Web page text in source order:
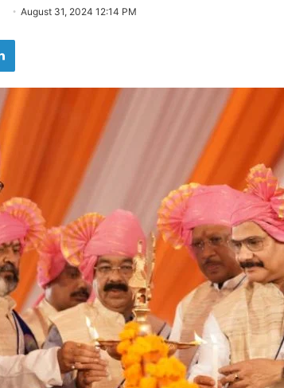
August 31, 2024 12:14 PM